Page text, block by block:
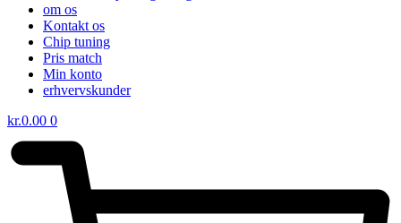
om os
Kontakt os
Chip tuning
Pris match
Min konto
erhvervskunder
kr.0.00 0